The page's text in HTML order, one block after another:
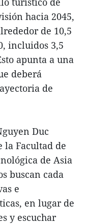
hacia 2045,
de 10,5
incluidos 3,5
apunta a una
deberá
de
Duc
la Facultad de
de Asia
buscan cada
e
en lugar de
y escuchar